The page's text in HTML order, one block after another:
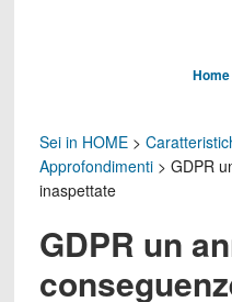
Home
Sei in HOME>
Approfondimenti> GDPR
inaspettate
GDPR un